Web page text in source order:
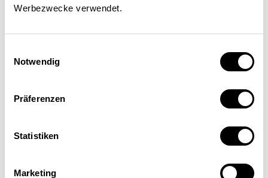
Werbezwecke verwendet.
Notwendig
Präferenzen
Statistiken
Marketing
Brigitte Dostert